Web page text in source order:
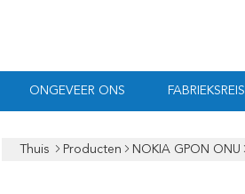
ONGEVEER ONS FABRIEKSREIS
Thuis Producten NOKIA GPON ONU